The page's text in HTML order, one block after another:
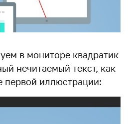
в мониторе квадратик
нечитаемый текст, как
первой иллюстрации: